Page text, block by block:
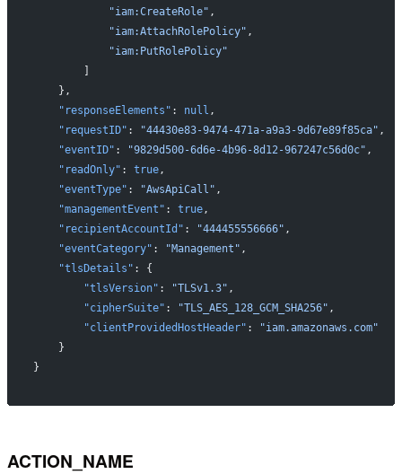
            "iam:CreateRole"
,
            "iam:AttachRolePolicy"
,
            "iam:PutRolePolicy"
        ]
    },
    "responseElements"
: null ,
    "requestID"
: "44430e83-9474-471a-a9a3-9d67e89f85ca" ,
    "eventID"
: "9829d500-6d6e-4b96-8d12-967247c56d0c" ,
    "readOnly"
: true,
    "eventType"
: "AwsApiCall" ,
    "managementEvent"
: true,
    "recipientAccountId"
: "444455556666" ,
    "eventCategory"
: "Management" ,
    "tlsDetails"
: {
        "tlsVersion"
: "TLSv1.3" ,
        "cipherSuite"
: "TLS_AES_128_GCM_SHA256" ,
        "clientProvidedHostHeader"
:
"iam.amazonaws.com"
    }
}
ACTION_NAME